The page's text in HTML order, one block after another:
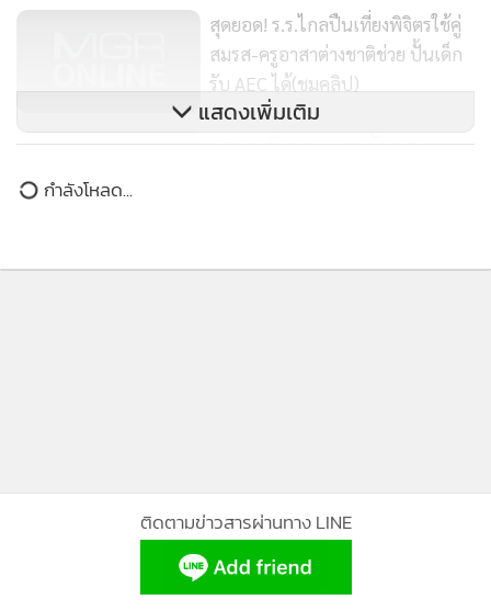
ท่านเยอะมาก (ยิ้ม) เป็นหนังสือ เป็นเอกสาร แต่ท่านยุ่งมากๆ
เลย มีคนเป็นร้อยๆ มากราบท่าน มาขอถ่ายรูปกับท่าน ผมได้
เรียนรู้อะไรจากท่านมากกว่าผมไปสอนภาษาอังกฤษเสียอีกนะ
(หัวเราะ) ด้วยความที่ท่านมีแขก และญาติโยมมาหาไม่เว้นวัน
เวลาการสอนภาษาจึงมีน้อย และสอนเป็นบทเรียนไม่ได้ ต้อง
เรียนภาษาอังกฤษผ่านการนั่งคุยกันแทน ฉะนั้นผมจึงต้องปรับ
สุดยอด! ร.ร.ไกลปืนเที่ยงพิจิตรใช้คู่
สมรส-ครูอาสาต่างชาติช่วย ปั้นเด็ก
รับ AEC ได้(ชมคลิป)
ชู 3 เทคนิคสอนภาษาอังกฤษ
แสดงเพิ่มเติม
กำลังโหลด...
ติดตามข่าวสารผ่านทาง LINE